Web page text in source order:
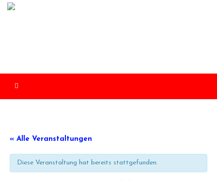
Skip
« Alle Veranstaltungen
Diese Veranstaltung hat bereits stattgefunden.